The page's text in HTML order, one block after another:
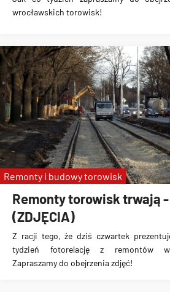
wrocławskich torowisk!
Remonty torowisk trwają
(ZDJĘCIA)
Z racji tego, że dziś czwartek
tydzień fotorelację z remontów
Zapraszamy do obejrzenia zdjęć!
Remonty i budowy torowisk